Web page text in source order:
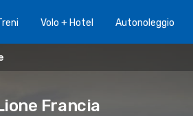
Volo + Hotel Autonoleggio
Francia